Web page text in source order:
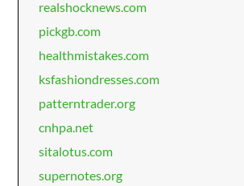
realshocknews.com
pickgb.com
healthmistakes.com
ksfashiondresses.com
patterntrader.org
cnhpa.net
sitalotus.com
supernotes.org